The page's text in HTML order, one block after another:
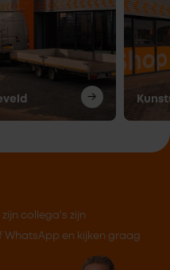
collega's zijn
en kijken graag